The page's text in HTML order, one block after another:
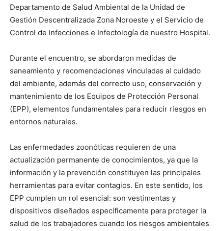
Departamento de Salud Ambiental de la Unidad de
Gestión Descentralizada Zona Noroeste y el Servicio de
Control de Infecciones e Infectología de nuestro Hospital.
Durante el encuentro, se abordaron medidas de
saneamiento y recomendaciones vinculadas al cuidado
del ambiente, además del correcto uso, conservación y
mantenimiento de los Equipos de Protección Personal
(EPP), elementos fundamentales para reducir riesgos en
entornos naturales.
Las enfermedades zoonóticas requieren de una
actualización permanente de conocimientos, ya que la
información y la prevención constituyen las principales
herramientas para evitar contagios. En este sentido, los
EPP cumplen un rol esencial: son vestimentas y
dispositivos diseñados específicamente para proteger la
salud de los trabajadores cuando los riesgos ambientales